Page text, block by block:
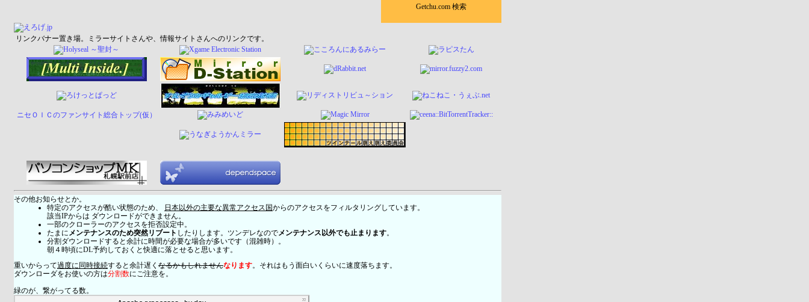
Getchu.com 検索
リンクバナー置き場。ミラーサイトさんや、情報サイトさんへのリンクです。
ニセＯＩＣのファンサイト総合トップ(仮）
その他お知らせとか。
特定のアクセスが酷い状態のため、
日本以外の主要な異常アクセス国からのアクセスをフィルタリングしています。
該当IPからは ダウンロードができません。
一部のクローラーのアクセスを拒否設定中。
たまにメンテナンスのため突然リブート したりします。ツンデレなのでメンテナンス以外でも止まります。
分割ダウンロードすると余計に時間が必要な場合が多いです（混雑時）。
朝４時頃にDL予約しておくと快適に落とせると思います。
重いからって過度に同時接続すると余計遅く なるかもしれませんなります。それはもう面白いくらいに速度落ちます。
ダウンローダをお使いの方は分割数にご注意を。
緑のが、繋がってる数。